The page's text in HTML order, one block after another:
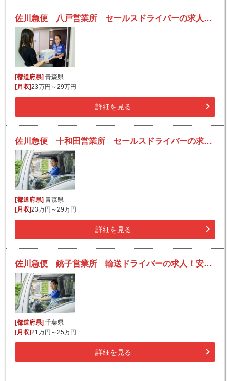
佐川急便 八戸営業所 セールスドライバーの求人！安定収入と働きがい！大手の佐川急便で長期的に活躍できるチャンス♪
[都道府県]青森県
[月収]23万円～29万円
詳細を見る
佐川急便 十和田営業所 セールスドライバーの求人！安定収入と働きがい！大手の佐川急便で長期的に活躍できるチャンス♪
[都道府県]青森県
[月収]23万円～29万円
詳細を見る
佐川急便 銚子営業所 輸送ドライバーの求人！安定収入と働きがい！大手の佐川急便で長期的に活躍できるチャンス♪
[都道府県]千葉県
[月収]21万円～25万円
詳細を見る